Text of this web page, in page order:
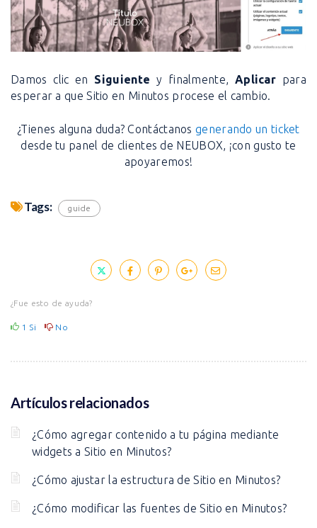
Damos clic en Siguiente y finalmente, Aplicar para
esperar a que Sitio en Minutos procese el cambio.
¿Tienes alguna duda? Contáctanos generando un ticket
desde tu panel de clientes de NEUBOX, ¡con gusto te
apoyaremos!
Tags: guide
¿Fue esto de ayuda?
1 Si No
Artículos relacionados
¿Cómo agregar contenido a tu página mediante
widgets a Sitio en Minutos?
¿Cómo ajustar la estructura de Sitio en Minutos?
¿Cómo modificar las fuentes de Sitio en Minutos?